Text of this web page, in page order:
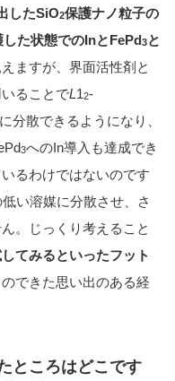
したSiO2保護ナノ粒子の
した状態でのInとFePd3と
ますが、界面活性剤と
ることでL12-
分散できるようになり、
3へのIn導入も達成でき
るわけではないのです
い溶媒に分散させ、さ
。じっくり考えること
てみるといったフット
できた思い出のある経
ところはどこです